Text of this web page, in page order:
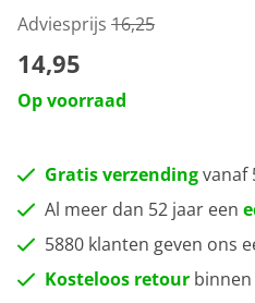
Adviesprijs 16,25
14,95
Op voorraad
Gratis verzendingvanaf
Al meer dan 52 jaar een
5880 klanten geven ons
Kosteloos retour binnen